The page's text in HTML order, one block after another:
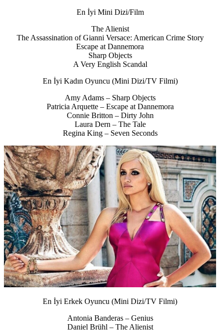
En İyi Mini Dizi/Film
The Alienist
The Assassination of Gianni Versace: American Crime Story
Escape at Dannemora
Sharp Objects
A Very English Scandal
En İyi Kadın Oyuncu (Mini Dizi/TV Filmi)
Amy Adams – Sharp Objects
Patricia Arquette – Escape at Dannemora
Connie Britton – Dirty John
Laura Dern – The Tale
Regina King – Seven Seconds
En İyi Erkek Oyuncu (Mini Dizi/TV Filmi)
Antonia Banderas – Genius
Daniel Brühl – The Alienist